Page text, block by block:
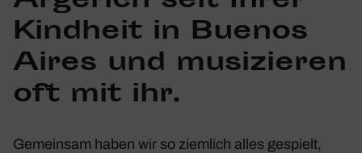
Kind­heit in Buenos
Aires und musi­zieren
oft mit ihr.
Gemeinsam haben wir so ziem­lich alles gespielt,